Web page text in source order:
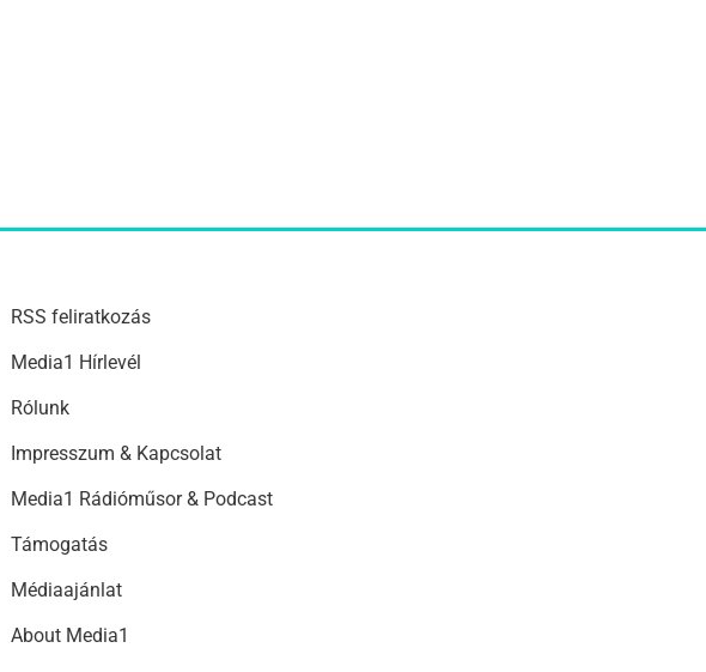
RSS feliratkozás
Media1 Hírlevél
Rólunk
Impresszum & Kapcsolat
Media1 Rádióműsor & Podcast
Támogatás
Médiaajánlat
About Media1